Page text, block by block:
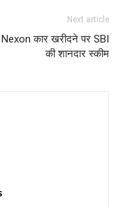
Next article
कार खरीदने पर SBI
की शानदार स्कीम